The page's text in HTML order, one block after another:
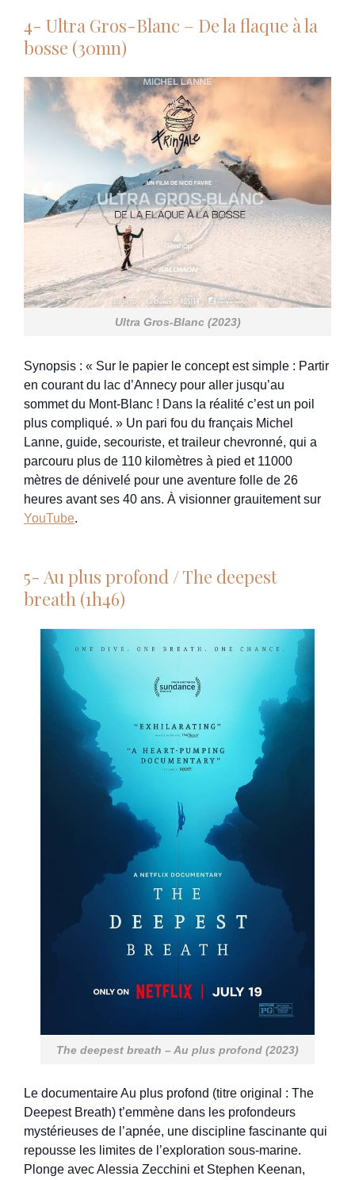
4- Ultra Gros-Blanc – De la flaque à la
bosse (30mn)
Ultra Gros-Blanc (2023)
Synopsis : « Sur le papier le concept est simple : Partir
en courant du lac d’Annecy pour aller jusqu’au
sommet du Mont-Blanc ! Dans la réalité c’est un poil
plus compliqué. » Un pari fou du français Michel
Lanne, guide, secouriste, et traileur chevronné, qui a
parcouru plus de 110 kilomètres à pied et 11000
mètres de dénivelé pour une aventure folle de 26
heures avant ses 40 ans. À visionner grauitement sur
YouTube.
5- Au plus profond / The deepest
breath (1h46)
The deepest breath – Au plus profond (2023)
Le documentaire Au plus profond (titre original : The
Deepest Breath) t’emmène dans les profondeurs
mystérieuses de l’apnée, une discipline fascinante qui
repousse les limites de l’exploration sous-marine.
Plonge avec Alessia Zecchini et Stephen Keenan,